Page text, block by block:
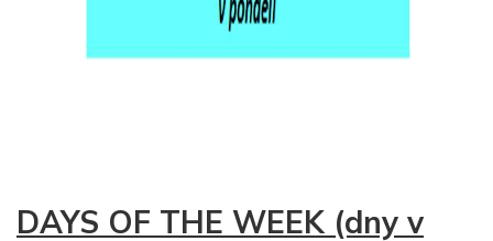
DAYS OF THE WEEK (dny v